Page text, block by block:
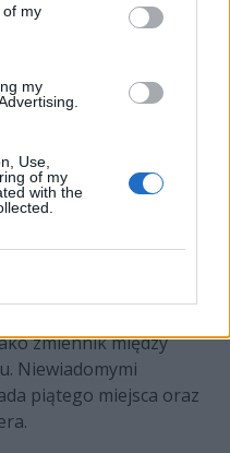
of my
my
Use,
of my
with the
z ITB tę nową
buńczucznie
. Belg to czwarty
która po braku
2024 postawiła na
barw ekipy
bronić będą m.in.
Eagles. Są to Dionis
"⁠juanflatroo⁠" Halimi.
również Owen
zmiennik między
Niewiadomymi
piątego miejsca oraz